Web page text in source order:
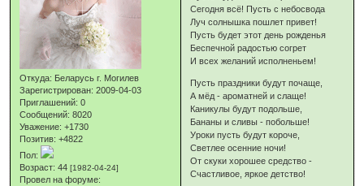
Откуда: Беларусь г. Могилев
Зарегистрирован: 2009-04-03
Приглашений: 0
Сообщений: 8020
Уважение: +1730
Позитив: +4822
Пол:
Возраст: 44[1982-04-24]
Провел на форуме:
Сегодня всё! Пусть с небосвода
Луч солнышка пошлет привет!
Пусть будет этот день рожденья
Беспечной радостью согрет
И всех желаний исполненьем!
Пусть праздники будут почаще,
А мёд - ароматней и слаще!
Каникулы будут подольше,
Бананы и сливы - побольше!
Уроки пусть будут короче,
Светлее осенние ночи!
От скуки хорошее средство -
Счастливое, яркое детство!